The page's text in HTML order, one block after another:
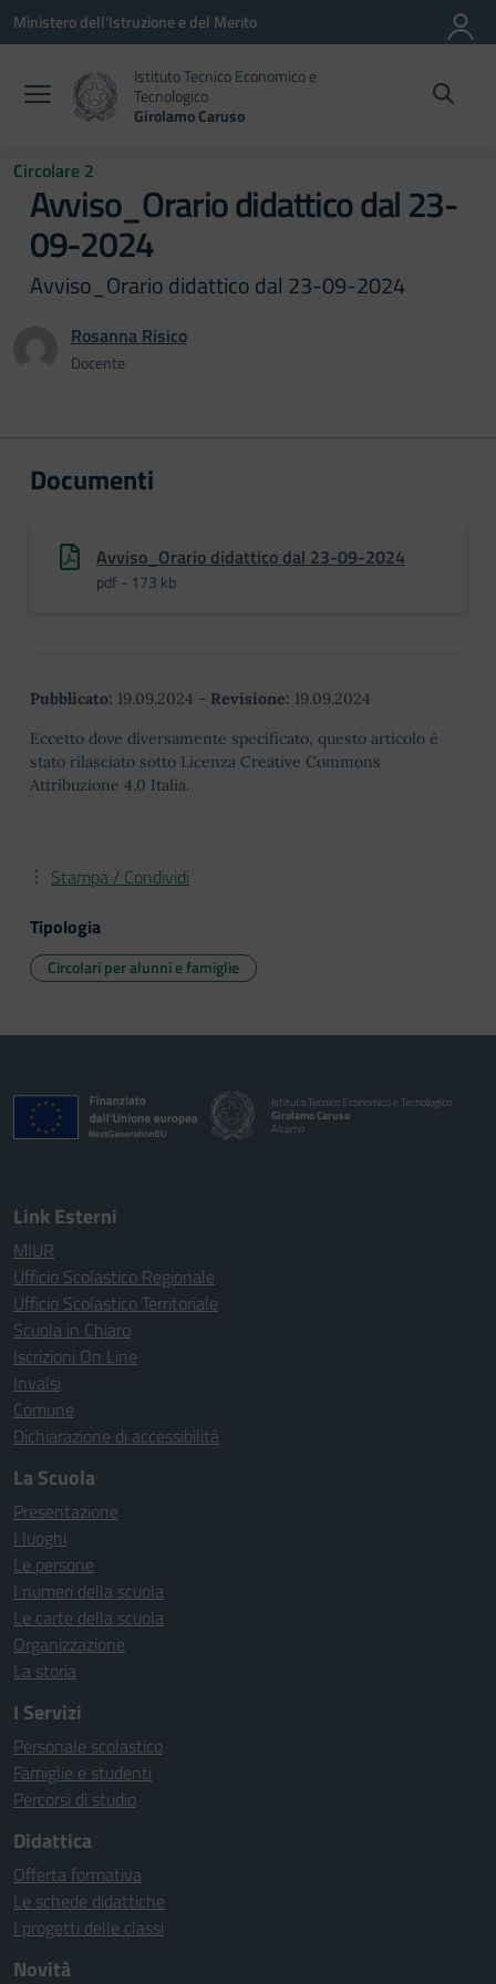
Vai ai contenuti
Vai al menu di navigazione
Vai al footer
Ministero dell'Istruzione e del Merito
Istituto Tecnico Economico e
Tecnologico
Girolamo Caruso
Circolare 2
Avviso_Orario didattico dal 23-
09-2024
Avviso_Orario didattico dal 23-09-2024
Rosanna Risico
Docente
Documenti
Avviso_Orario didattico dal 23-09-2024
pdf - 173 kb
Pubblicato: 19.09.2024 - Revisione: 19.09.2024
Eccetto dove diversamente specificato, questo articolo è
stato rilasciato sotto Licenza Creative Commons
Attribuzione 4.0 Italia.
Stampa / Condividi
Tipologia
Circolari per alunni e famiglie
Istituto Tecnico Economico e Tecnologico
Girolamo Caruso
Alcamo
Link Esterni
MIUR
Ufficio Scolastico Regionale
Ufficio Scolastico Territoriale
Scuola in Chiaro
Iscrizioni On Line
Invalsi
Comune
Dichiarazione di accessibilità
La Scuola
Presentazione
I luoghi
Le persone
I numeri della scuola
Le carte della scuola
Organizzazione
La storia
I Servizi
Personale scolastico
Famiglie e studenti
Percorsi di studio
Didattica
Offerta formativa
Le schede didattiche
I progetti delle classi
Novità